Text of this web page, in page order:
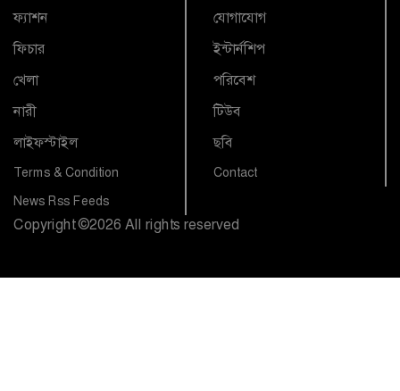
ফ্যাশন
ফিচার
খেলা
নারী
লাইফস্টাইল
Terms & Condition
News Rss Feeds
যোগাযোগ
ইন্টার্নশিপ
পরিবেশ
টিউব
ছবি
Contact
Copyright©2026 All rights reserved